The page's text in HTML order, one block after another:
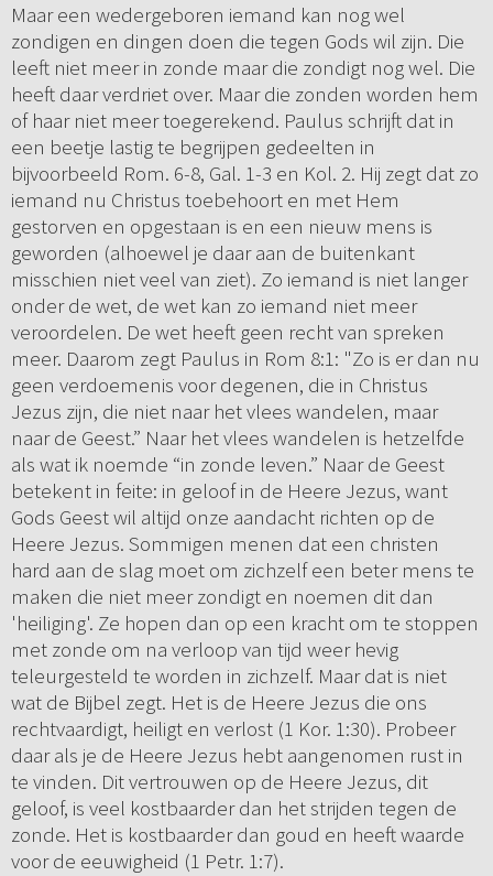
Maar een wedergeboren iemand kan nog wel
zondigen en dingen doen die tegen Gods wil zijn. Die
leeft niet meer in zonde maar die zondigt nog wel. Die
heeft daar verdriet over. Maar die zonden worden hem
of haar niet meer toegerekend. Paulus schrijft dat in
een beetje lastig te begrijpen gedeelten in
bijvoorbeeld Rom. 6-8, Gal. 1-3 en Kol. 2. Hij zegt dat zo
iemand nu Christus toebehoort en met Hem
gestorven en opgestaan is en een nieuw mens is
geworden (alhoewel je daar aan de buitenkant
misschien niet veel van ziet). Zo iemand is niet langer
onder de wet, de wet kan zo iemand niet meer
veroordelen. De wet heeft geen recht van spreken
meer. Daarom zegt Paulus in Rom 8:1: "Zo is er dan nu
geen verdoemenis voor degenen, die in Christus
Jezus zijn, die niet naar het vlees wandelen, maar
naar de Geest.” Naar het vlees wandelen is hetzelfde
als wat ik noemde “in zonde leven.” Naar de Geest
betekent in feite: in geloof in de Heere Jezus, want
Gods Geest wil altijd onze aandacht richten op de
Heere Jezus. Sommigen menen dat een christen
hard aan de slag moet om zichzelf een beter mens te
maken die niet meer zondigt en noemen dit dan
'heiliging'. Ze hopen dan op een kracht om te stoppen
met zonde om na verloop van tijd weer hevig
teleurgesteld te worden in zichzelf. Maar dat is niet
wat de Bijbel zegt. Het is de Heere Jezus die ons
rechtvaardigt, heiligt en verlost (1 Kor. 1:30). Probeer
daar als je de Heere Jezus hebt aangenomen rust in
te vinden. Dit vertrouwen op de Heere Jezus, dit
geloof, is veel kostbaarder dan het strijden tegen de
zonde. Het is kostbaarder dan goud en heeft waarde
voor de eeuwigheid (1 Petr. 1:7).